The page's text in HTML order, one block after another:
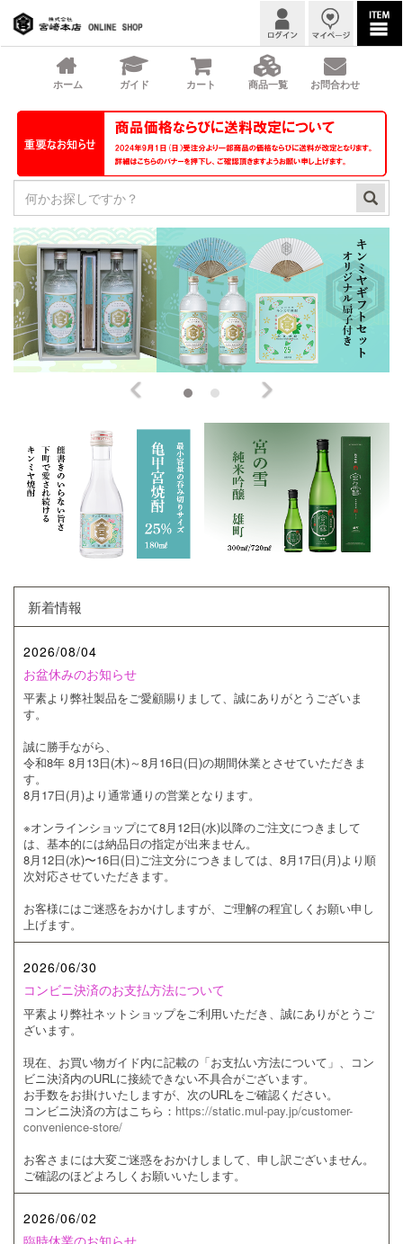
新着情報
2026/08/04
お盆休みのお知らせ
平素より弊社製品をご愛顧賜りまして、誠にありがとうございま
す。
誠に勝手ながら、
令和8年 8月13日(木)～8月16日(日)の期間休業とさせていただきま
す。
8月17日(月)より通常通りの営業となります。
※オンラインショップにて8月12日(水)以降のご注文につきまして
は、基本的には納品日の指定が出来ません。
8月12日(水)〜16日(日)ご注文分につきましては、8月17日(月)より順
次対応させていただきます。
お客様にはご迷惑をおかけしますが、ご理解の程宜しくお願い申し
上げます。
2026/06/30
コンビニ決済のお支払方法について
平素より弊社ネットショップをご利用いただき、誠にありがとうご
ざいます。
現在、お買い物ガイド内に記載の「お支払い方法について」、コン
ビニ決済内のURLに接続できない不具合がございます。
お手数をお掛けいたしますが、次のURLをご確認ください。
コンビニ決済の方はこちら： https://static.mul-pay.jp/customer-
convenience-store/
お客さまには大変ご迷惑をおかけしまして、申し訳ございません。
ご確認のほどよろしくお願いいたします。
2026/06/02
臨時休業のお知らせ